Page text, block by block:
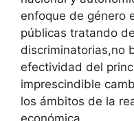
enfoque de género
públicas tratando
discriminatorias,no
efectividad del
imprescindible
los ámbitos de la
económica.